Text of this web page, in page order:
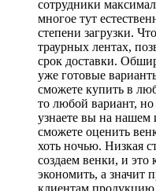
сотрудники
многое тут
степени загрузки.
траурных лентах,
срок доставки.
уже готовые
сможете купить в
то любой вариант,
узнаете вы на нашем
сможете оценить
хоть ночью. Низкая
создаем венки, и это
экономить, а значит
клиентам